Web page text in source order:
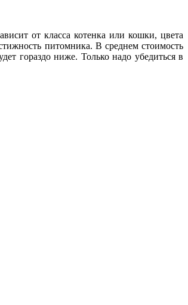
от класса котенка или кошки, цвета
питомника. В среднем стоимость
гораздо ниже. Только надо убедиться в